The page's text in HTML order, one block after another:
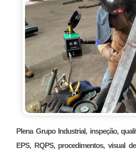
Plena Grupo Industrial, inspeção,
EPS, RQPS, procedimentos, visual